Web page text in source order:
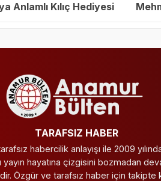
Anlamlı Kılıç Hediyesi
TARAFSIZ HABER
habercilik anlayışı ile 2009
yayın hayatına çizgisini bozmadan
Özgür ve tarafsız haber için takipte